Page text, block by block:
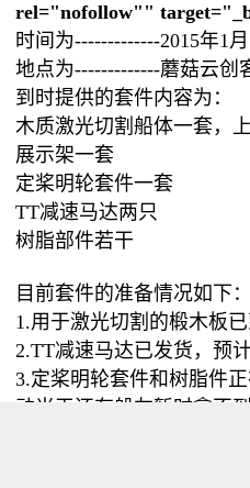
rel="nofollow""
时间为-------------2015年1
地点为-------------蘑菇云创
到时提供的套件内容为：
木质激光切割船体一套，
展示架一套
定桨明轮套件一套
TT减速马达两只
树脂部件若干
目前套件的准备情况如下：
1.用于激光切割的椴木板
2.TT减速马达已发货，预
3.定桨明轮套件和树脂件
动当天还有船友暂时拿不